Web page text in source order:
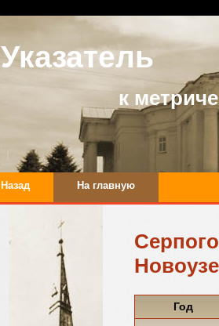
Указатель
к
Назад На главную
Год